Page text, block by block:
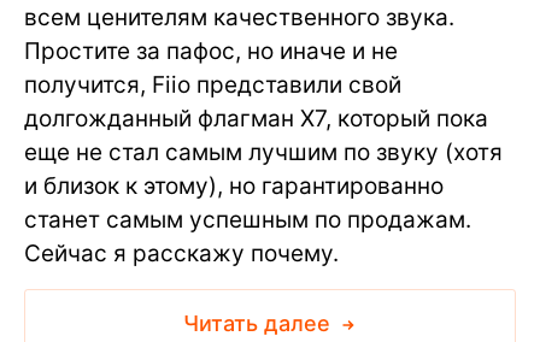
всем ценителям качественного звука.
Простите за пафос, но иначе и не
получится, Fiio представили свой
долгожданный флагман X7, который пока
еще не стал самым лучшим по звуку (хотя
и близок к этому), но гарантированно
станет самым успешным по продажам.
Сейчас я расскажу почему.
Читать далее